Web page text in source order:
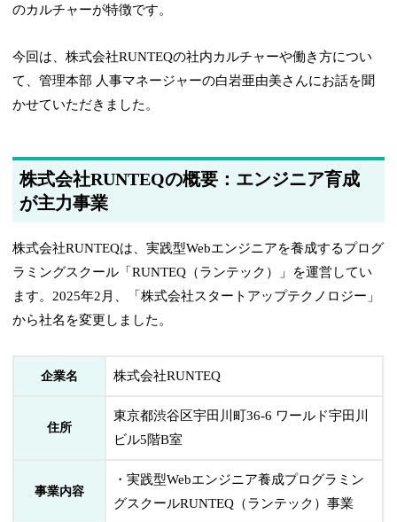
のカルチャーが特徴です。
今回は、株式会社RUNTEQの社内カルチャーや働き方につい
て、管理本部 人事マネージャーの白岩亜由美さんにお話を聞
かせていただきました。
株式会社RUNTEQの概要：エンジニア育成
が主力事業
株式会社RUNTEQは、実践型Webエンジニアを養成するプログ
ラミングスクール「RUNTEQ（ランテック）」を運営してい
ます。2025年2月、「株式会社スタートアップテクノロジー」
から社名を変更しました。
企業名 株式会社RUNTEQ
住所
東京都渋谷区宇田川町36-6 ワールド宇田川
ビル5階B室
事業内容
・実践型Webエンジニア養成プログラミン
グスクールRUNTEQ（ランテック）事業